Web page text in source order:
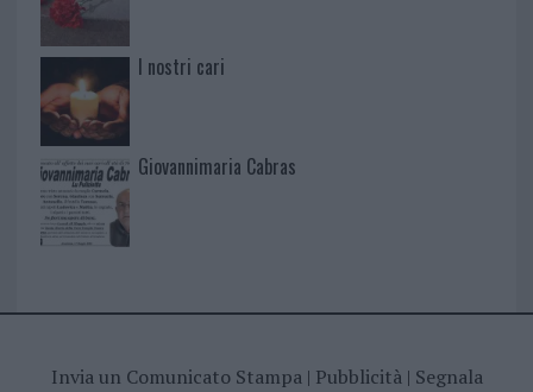
I nostri cari
Giovannimaria Cabras
Invia un Comunicato Stampa| Pubblicità| Segnala